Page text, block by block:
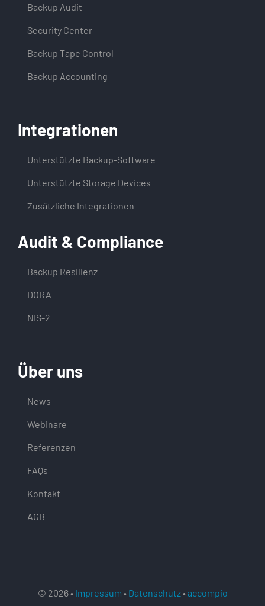
Backup Audit
Security Center
Backup Tape Control
Backup Accounting
Integrationen
Unterstützte Backup-Software
Unterstützte Storage Devices
Zusätzliche Integrationen
Audit & Compliance
Backup Resilienz
DORA
NIS-2
Über uns
News
Webinare
Referenzen
FAQs
Kontakt
AGB
© 2026 • Impressum • Datenschutz•accompio